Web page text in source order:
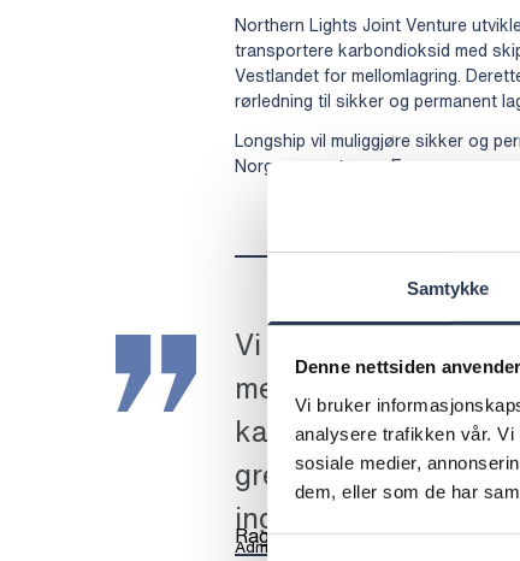
Samtykke
Denne nettsiden
Vi bruker
analysere trafikken vår.
sosiale medier,
dem, eller som de har
Samtykkevalg
Northern Lights Joint Venture
transportere karbondioksid med
Vestlandet for mellomlagring.
rørledning til sikker og permanent
Longship vil muliggjøre sikker og
Norge og resten av Europa.
Vi er stolte over å
mest ambisiøse
karbonfangst og -
grenseoverskridende
ingeniørkompetanse
Ragnar Holtan
Administrerende direktør, Rejlers Norge